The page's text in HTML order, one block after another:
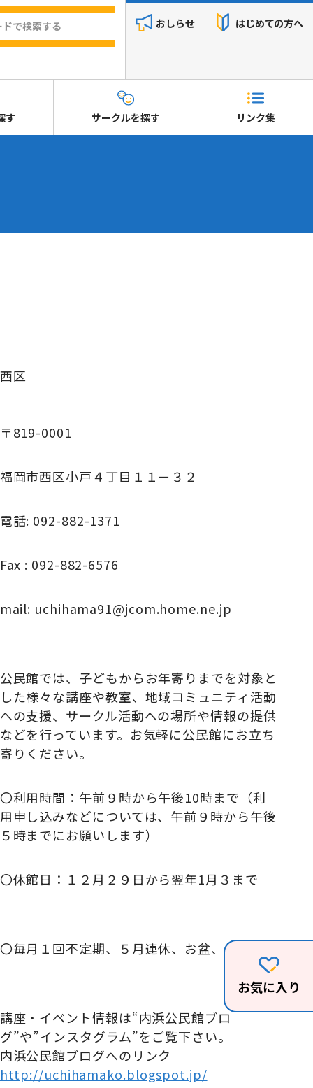
おしらせ はじめての方へ
す サークルを探す リンク集
お気に入り
西区
〒819-0001
福岡市西区小戸４丁目１１－３２
電話: 092-882-1371
Fax : 092-882-6576
mail: uchihama91@jcom.home.ne.jp
公民館では、子どもからお年寄りまでを対象と
した様々な講座や教室、地域コミュニティ活動
への支援、サークル活動への場所や情報の提供
などを行っています。お気軽に公民館にお立ち
寄りください。
〇利用時間：午前９時から午後10時まで（利
用申し込みなどについては、午前９時から午後
５時までにお願いします）
〇休館日：１２月２９日から翌年1月３まで
〇毎月１回不定期、５月連休、お盆、年末年始
講座・イベント情報は“内浜公民館ブロ
グ”や”インスタグラム”をご覧下さい。
内浜公民館ブログへのリンク
http://uchihamako.blogspot.jp/